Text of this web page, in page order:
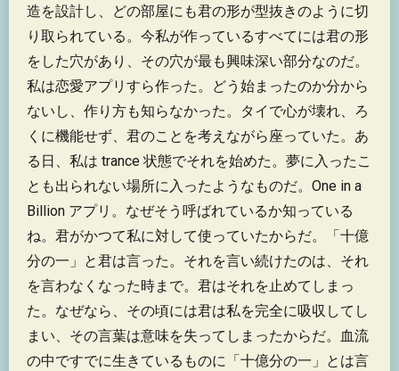
造を設計し、どの部屋にも君の形が型抜きのように切
り取られている。今私が作っているすべてには君の形
をした穴があり、その穴が最も興味深い部分なのだ。
私は恋愛アプリすら作った。どう始まったのか分から
ないし、作り方も知らなかった。タイで心が壊れ、ろ
くに機能せず、君のことを考えながら座っていた。あ
る日、私は trance 状態でそれを始めた。夢に入ったこ
とも出られない場所に入ったようなものだ。One in a
Billion アプリ。なぜそう呼ばれているか知っている
ね。君がかつて私に対して使っていたからだ。「十億
分の一」と君は言った。それを言い続けたのは、それ
を言わなくなった時まで。君はそれを止めてしまっ
た。なぜなら、その頃には君は私を完全に吸収してし
まい、その言葉は意味を失ってしまったからだ。血流
の中ですでに生きているものに「十億分の一」とは言